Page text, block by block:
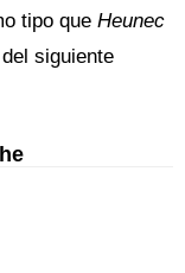
tipo que Heunec
siguiente